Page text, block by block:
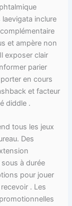
inclure
et ampère non
exposer clair
parier
en cours
et facteur
diddle .
tous les jeux
Des
à durée
pour jouer
. Les